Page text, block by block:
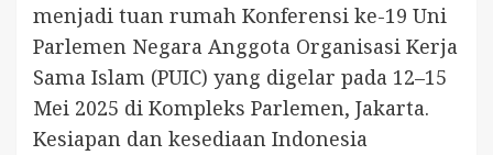
menjadi tuan rumah Konferensi ke-19 Uni
Parlemen Negara Anggota Organisasi Kerja
Sama Islam (PUIC) yang digelar pada 12–15
Mei 2025 di Kompleks Parlemen, Jakarta.
Kesiapan dan kesediaan Indonesia